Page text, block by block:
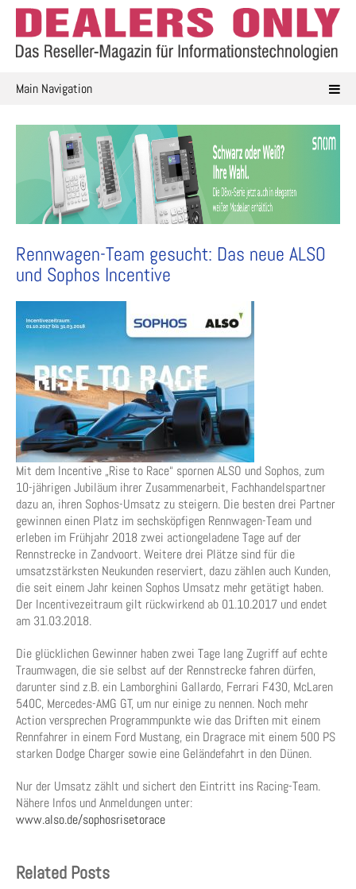
Skip
content
Main Navigation
Rennwagen-Team gesucht: Das neue ALSO
und Sophos Incentive
Mit dem Incentive „Rise to Race“ spornen ALSO und Sophos, zum
10-jährigen Jubiläum ihrer Zusammenarbeit, Fachhandelspartner
dazu an, ihren Sophos-Umsatz zu steigern. Die besten drei Partner
gewinnen einen Platz im sechsköpfigen Rennwagen-Team und
erleben im Frühjahr 2018 zwei actiongeladene Tage auf der
Rennstrecke in Zandvoort. Weitere drei Plätze sind für die
umsatzstärksten Neukunden reserviert, dazu zählen auch Kunden,
die seit einem Jahr keinen Sophos Umsatz mehr getätigt haben.
Der Incentivezeitraum gilt rückwirkend ab 01.10.2017 und endet
am 31.03.2018.
Die glücklichen Gewinner haben zwei Tage lang Zugriff auf echte
Traumwagen, die sie selbst auf der Rennstrecke fahren dürfen,
darunter sind z.B. ein Lamborghini Gallardo, Ferrari F430, McLaren
540C, Mercedes-AMG GT, um nur einige zu nennen. Noch mehr
Action versprechen Programmpunkte wie das Driften mit einem
Rennfahrer in einem Ford Mustang, ein Dragrace mit einem 500 PS
starken Dodge Charger sowie eine Geländefahrt in den Dünen.
Nur der Umsatz zählt und sichert den Eintritt ins Racing-Team.
Nähere Infos und Anmeldungen unter:
www.also.de/sophosrisetorace
Related Posts